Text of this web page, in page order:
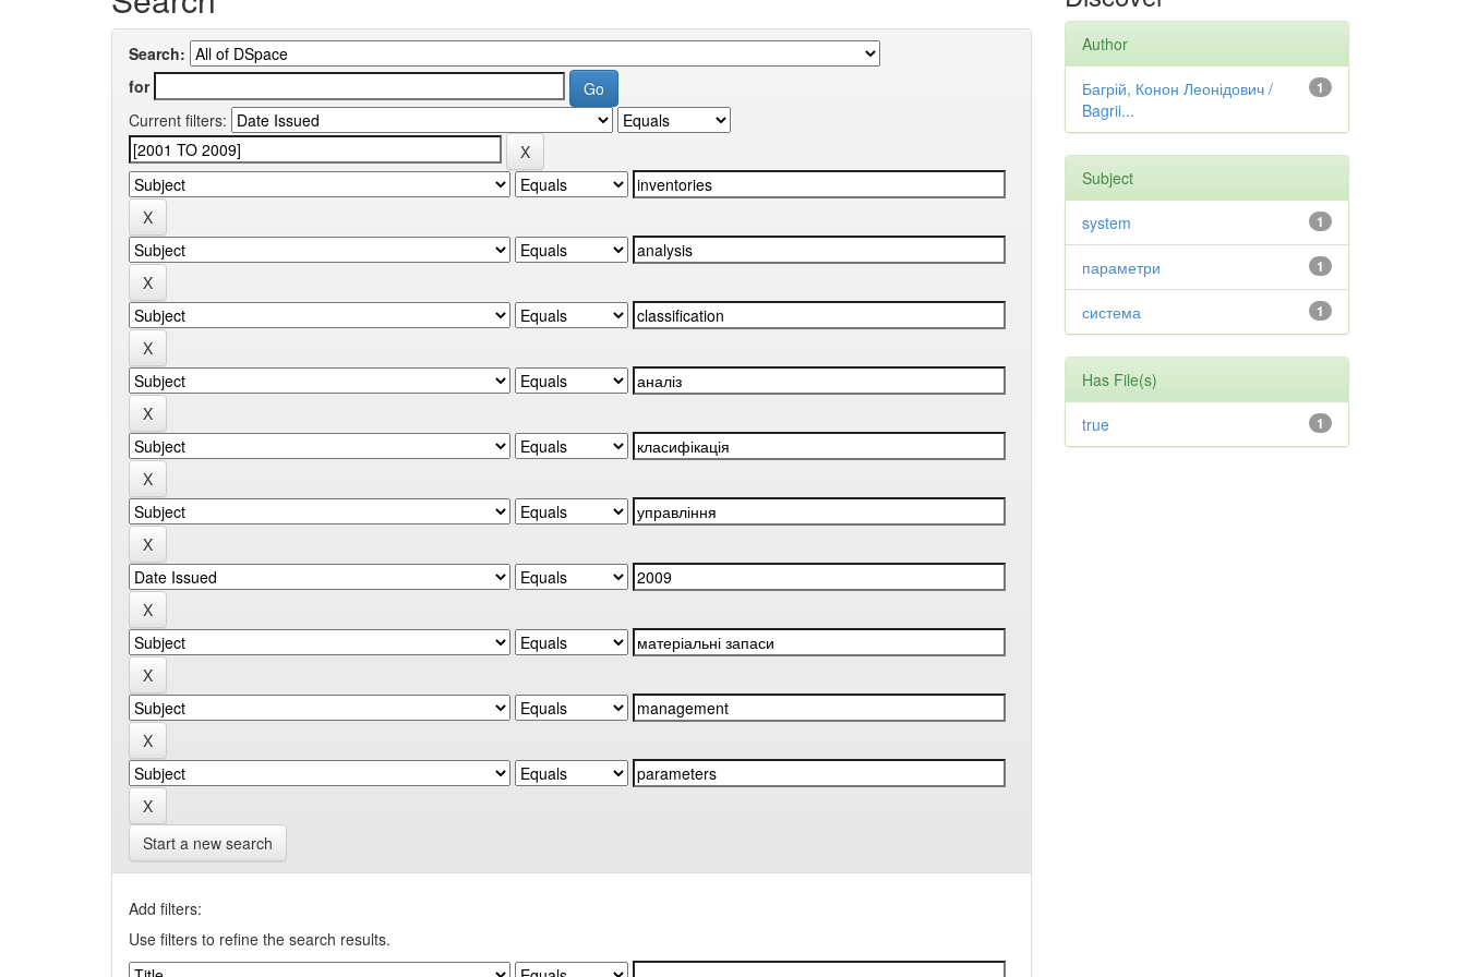
Search:
for
Current filters:
Start a new search
Add filters:
Use filters to refine the search results.
Author
1
Багрій, Конон Леонідович /
Bagrii...
Subject
1
system
1
параметри
1
система
Has File(s)
1
true